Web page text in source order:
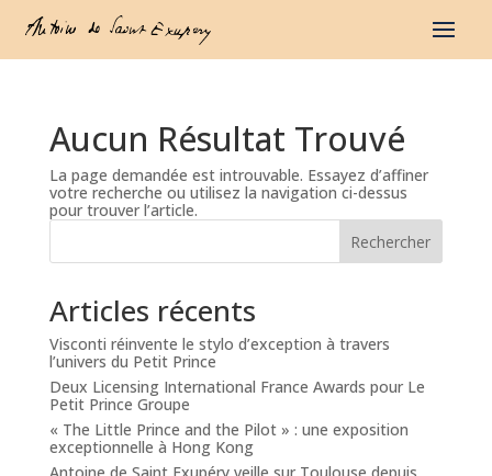
Aucun Résultat Trouvé
La page demandée est introuvable. Essayez d’affiner
votre recherche ou utilisez la navigation ci-dessus
pour trouver l’article.
Rechercher
Articles récents
Visconti réinvente le stylo d’exception à travers
l’univers du Petit Prince
Deux Licensing International France Awards pour Le
Petit Prince Groupe
« The Little Prince and the Pilot » : une exposition
exceptionnelle à Hong Kong